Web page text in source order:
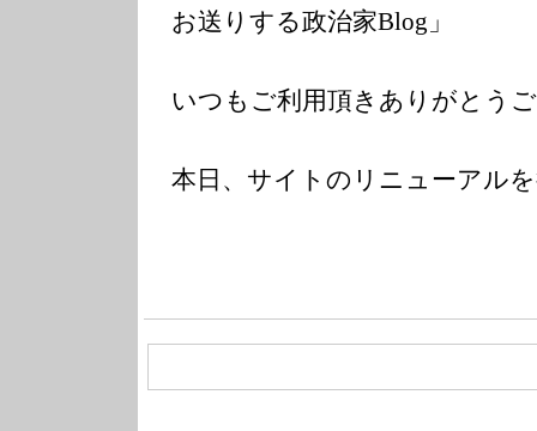
お送りする政治家Blog」
いつもご利用頂きありがとう
本日、サイトのリニューアル